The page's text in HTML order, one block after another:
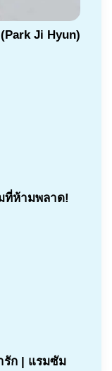
Ji Hyun)
ที่ห้ามพลาด!
รัก | แรมซัม